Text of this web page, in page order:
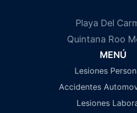
Playa Del
Quintana Roo
MENÚ
Lesiones
Accidentes
Lesiones